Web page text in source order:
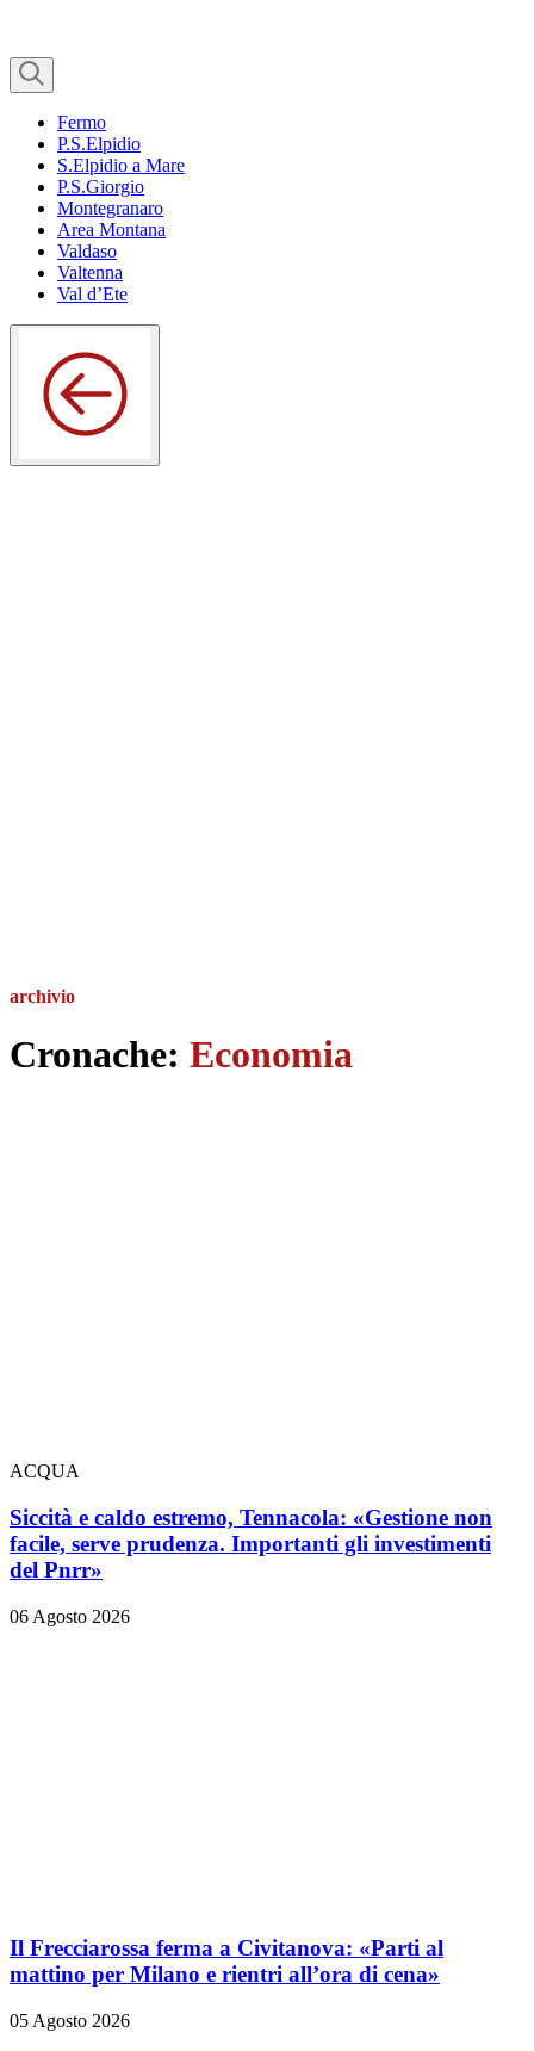
Fermo
P.S.Elpidio
S.Elpidio a Mare
P.S.Giorgio
Montegranaro
Area Montana
Valdaso
Valtenna
Val d’Ete
archivio
Cronache: Economia
ACQUA
Siccità e caldo estremo, Tennacola: «Gestione non
facile, serve prudenza. Importanti gli investimenti
del Pnrr»
06 Agosto 2026
Il Frecciarossa ferma a Civitanova: «Parti al
mattino per Milano e rientri all’ora di cena»
05 Agosto 2026